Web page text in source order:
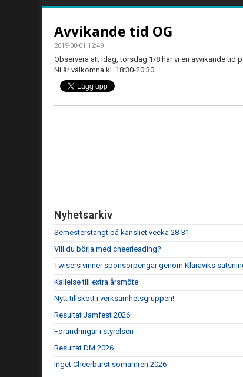
Avvikande tid OG
2019-08-01 12:49
Observera att idag, torsdag 1/8 har vi en avvikande tid
Ni är välkomna kl. 18:30-20:30.
Nyhetsarkiv
Semesterstängt på kansliet vecka 28-31
Vill du börja med cheerleading?
Twisers vinner sponsorpengar genom Klaraviks
Kallelse till extra årsmöte
Nytt tillskott i verksamhetsgruppen!
Resultat Jamfest 2026!
Förändringar i styrelsen
Resultat DM 2026
Inget Cheerburst somamren 2026